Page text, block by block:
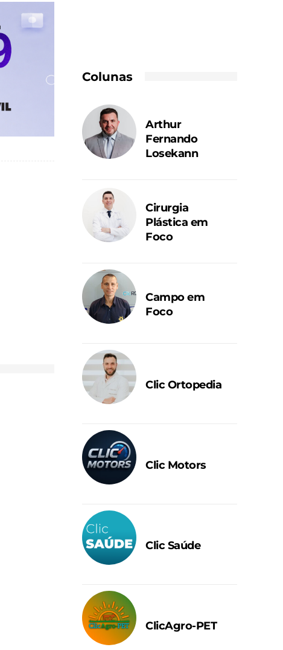
Colunas
Arthur
Fernando
Losekann
Cirurgia
Plástica em
Foco
Campo em
Foco
Clic Ortopedia
Clic Motors
Clic Saúde
ClicAgro-PET